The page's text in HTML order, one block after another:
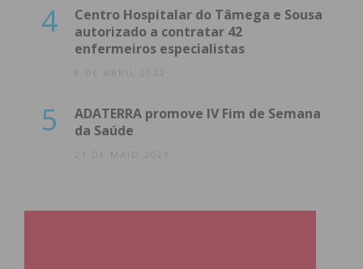
4
Centro Hospitalar do Tâmega e Sousa
autorizado a contratar 42
enfermeiros especialistas
8 DE ABRIL 2022
5
ADATERRA promove IV Fim de Semana
da Saúde
21 DE MAIO 2021